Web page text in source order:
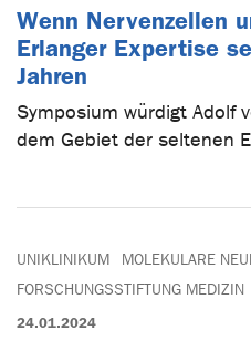
Wenn Nervenzellen
Erlanger Expertise
Jahren
Symposium würdigt Adolf
dem Gebiet der seltenen
UNIKLINIKUM
MOLEKULARE
FORSCHUNGSSTIFTUNG MEDIZIN
24.01.2024